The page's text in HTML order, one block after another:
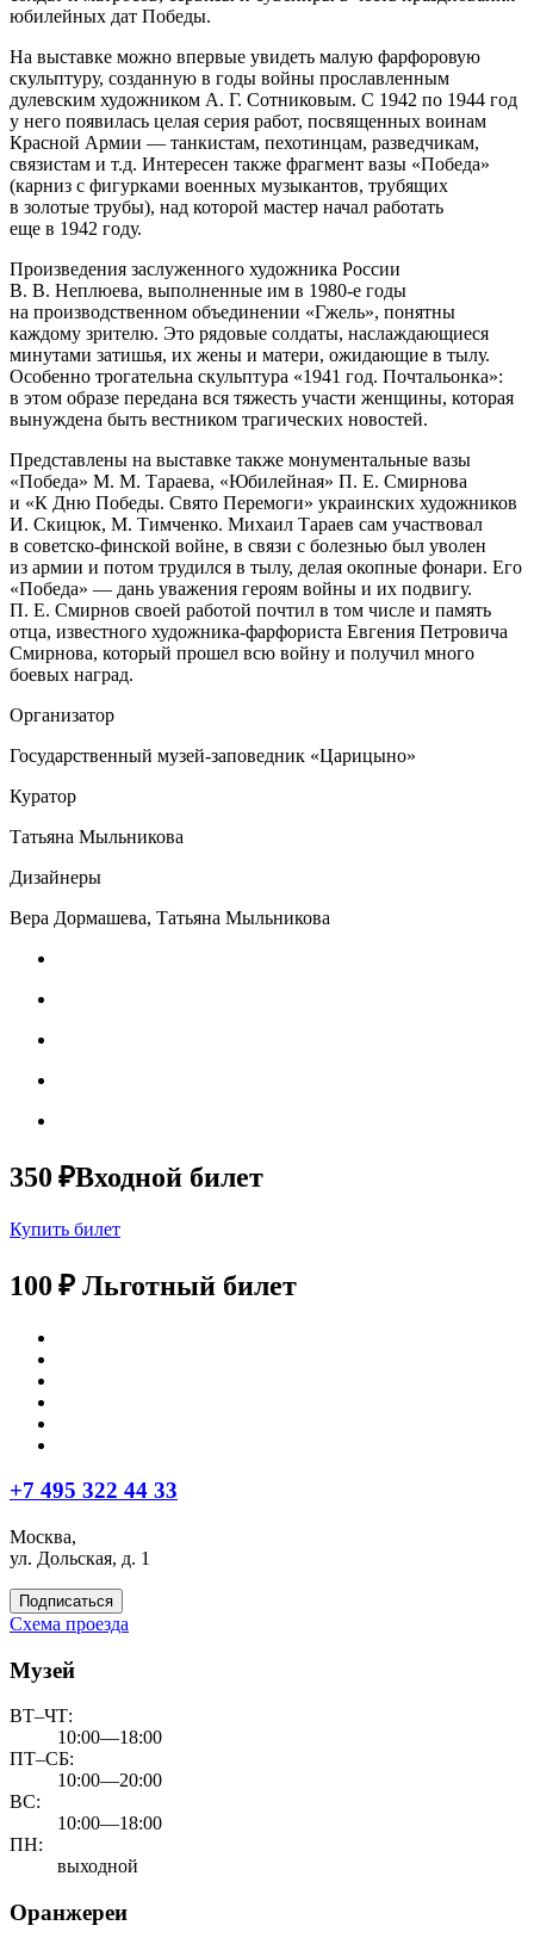
юбилейных дат Победы.
На выставке можно впервые увидеть малую фарфоровую
скульптуру, созданную в годы войны прославленным
дулевским художником А. Г. Сотниковым. С 1942 по 1944 год
у него появилась целая серия работ, посвященных воинам
Красной Армии — танкистам, пехотинцам, разведчикам,
связистам и т.д. Интересен также фрагмент вазы «Победа»
(карниз с фигурками военных музыкантов, трубящих
в золотые трубы), над которой мастер начал работать
еще в 1942 году.
Произведения заслуженного художника России
В. В. Неплюева, выполненные им в 1980-е годы
на производственном объединении «Гжель», понятны
каждому зрителю. Это рядовые солдаты, наслаждающиеся
минутами затишья, их жены и матери, ожидающие в тылу.
Особенно трогательна скульптура «1941 год. Почтальонка»:
в этом образе передана вся тяжесть участи женщины, которая
вынуждена быть вестником трагических новостей.
Представлены на выставке также монументальные вазы
«Победа» М. М. Тараева, «Юбилейная» П. Е. Смирнова
и «К Дню Победы. Свято Перемоги» украинских художников
И. Скицюк, М. Тимченко. Михаил Тараев сам участвовал
в советско-финской войне, в связи с болезнью был уволен
из армии и потом трудился в тылу, делая окопные фонари. Его
«Победа» — дань уважения героям войны и их подвигу.
П. Е. Смирнов своей работой почтил в том числе и память
отца, известного художника-фарфориста Евгения Петровича
Смирнова, который прошел всю войну и получил много
боевых наград.
Организатор
Государственный музей-заповедник «Царицыно»
Куратор
Татьяна Мыльникова
Дизайнеры
Вера Дормашева, Татьяна Мыльникова
350 ₽Входной билет
Купить билет
100 ₽ Льготный билет
+7 495 322 44 33
Москва,
ул. Дольская, д. 1
Подписаться
Схема проезда
Музей
ВТ–ЧТ:
10:00—18:00
ПТ–СБ:
10:00—20:00
ВС:
10:00—18:00
ПН:
выходной
Оранжереи